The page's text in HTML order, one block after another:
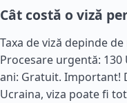
Cât costă o viză
Taxa de viză depinde
Procesare urgentă:
ani: Gratuit. Important!
Ucraina, viza poate fi